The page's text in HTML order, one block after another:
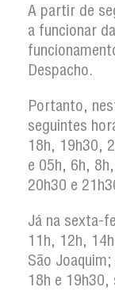
A partir de
a funcionar
Despacho.
Portanto,
seguintes
18h, 19h30,
e 05h, 6h,
20h30 e
Já na sexta-
11h, 12h,
São
18h e 19h30,